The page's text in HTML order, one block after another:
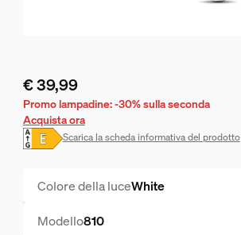
Il prezzo attuale è € 39,99
€ 39,99
Promo lampadine: -30% sulla seconda
Acquista ora
Scarica la scheda informativa del prodotto
Colore della luceWhite
Modello810